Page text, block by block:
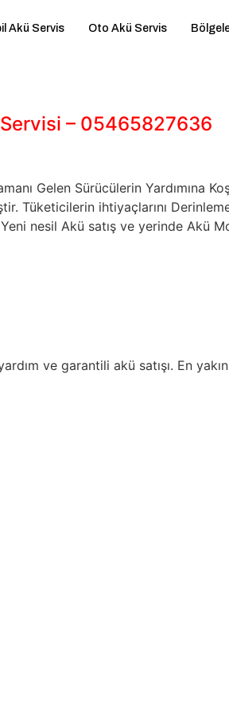
Akü Servis Oto Akü Servis
– 05465827636
Gelen Sürücülerin Yardımına
Tüketicilerin ihtiyaçlarını
nesil Akü satış ve yerinde Akü
ve garantili akü satışı. En